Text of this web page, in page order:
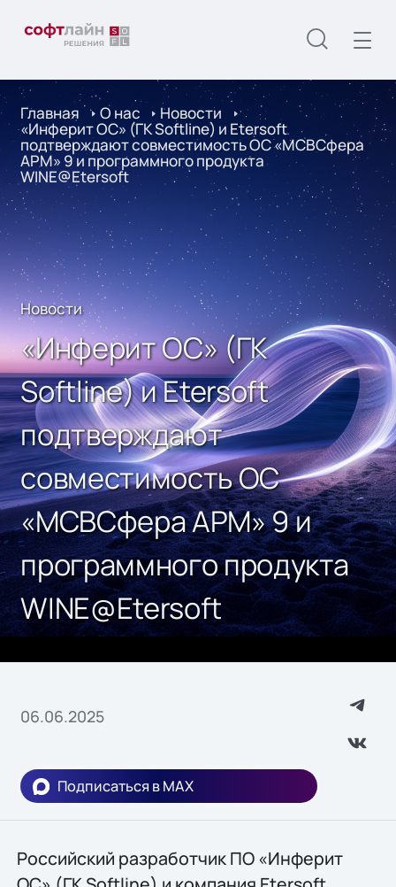
Главная О нас Новости
«Инферит ОС» (ГК Softline) и Etersoft
подтверждают совместимость ОС «МСВСфера
АРМ» 9 и программного продукта
WINE@Etersoft
Новости
«Инферит ОС» (ГК
Softline) и Etersoft
подтверждают
совместимость ОС
«МСВСфера АРМ» 9 и
программного продукта
WINE@Etersoft
06.06.2025
Подписаться в MAX
Российский разработчик ПО «Инферит